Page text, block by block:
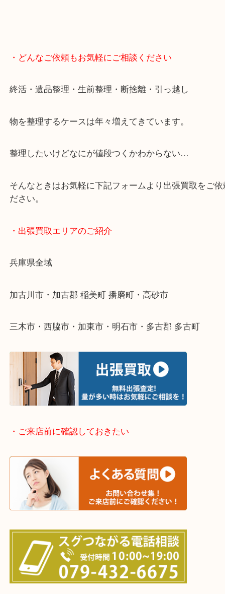
・どんなご依頼もお気軽にご相談ください
ださい。
・出張買取エリアのご紹介
兵庫県全域
加古川市・加古郡 稲美町 播磨町・高砂市
三木市・西脇市・加東市・明石市・多古郡 多古町
・ご来店前に確認しておきたい